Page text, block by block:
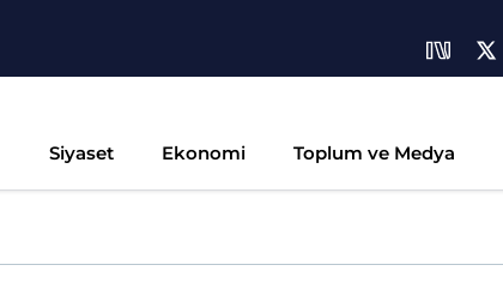
Siyaset Ekonomi Toplum ve Medya